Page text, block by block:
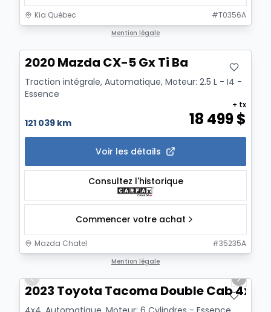
Kia Québec #T0356A
Mention légale
2020 Mazda CX-5 Gx Ti Ba
Traction intégrale, Automatique, Moteur: 2.5 L - I4 -
Essence
121 039 km 18 499$
+ tx
Voir les détails
Consultez l'historique
Commencer votre achat
Mazda Chatel #35235A
Mention légale
Previous slide
Next
2023 Toyota Tacoma Double Cab